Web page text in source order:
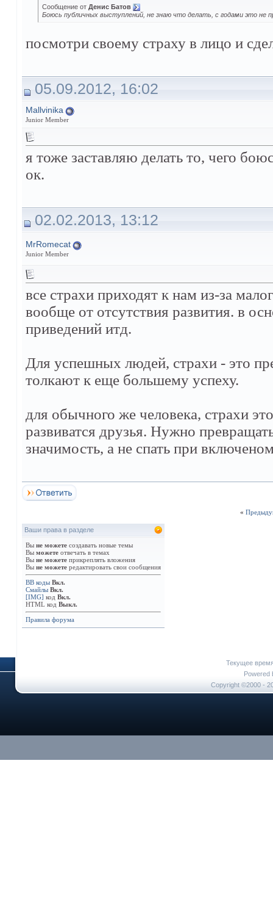
Сообщение от Денис Батов
Боюсь публичных выступлений, не знаю что делать, с годами это не
посмотри своему страху в лицо и
05.09.2012, 16:02
Mallvinika
Junior Member
я тоже заставляю делать то, чего
ок.
02.02.2013, 13:12
MrRomecat
Junior Member
все страхи приходят к нам из-за
вообще от отсутствия развития. в
приведений итд.
Для успешных людей, страхи - это
толкают к еще большему успеху.
для обычного же человека, страхи
развиватся друзья. Нужно
значимость, а не спать при
«
Ваши права в разделе
Вы не можете создавать новые темы
Вы можете отвечать в темах
Вы не можете прикреплять вложения
Вы не можете редактировать свои сообщения
BB коды Вкл.
Смайлы Вкл.
[IMG] код Вкл.
HTML код Выкл.
Правила форума
Текущее
Powered
Copyright ©2000 -